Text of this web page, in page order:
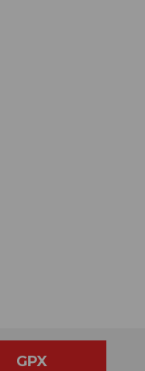
GPX